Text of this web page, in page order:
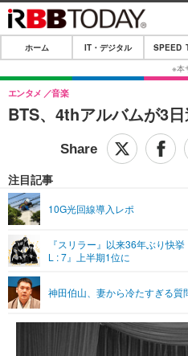
ホーム
IT・デジタル
IT・デジタルTOP
ネタ
SPEED TEST
エンタメ
音楽
ライフ
ペット
その他
リリース一覧
プッシュ通知の停止方法
ホーム IT・デジタル SPEED
BTS、4thアルバムが3
エンタメ 音楽
注目記事
10G光回線導入レポ
『スリラー』以来36年ぶり快
L : 7』上半期1位に
神田伯山、妻から冷たすぎる質